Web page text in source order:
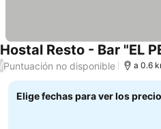
Hostal Resto - Bar "EL
/Puntuación no disponible a 0.6
Elige fechas para ver los